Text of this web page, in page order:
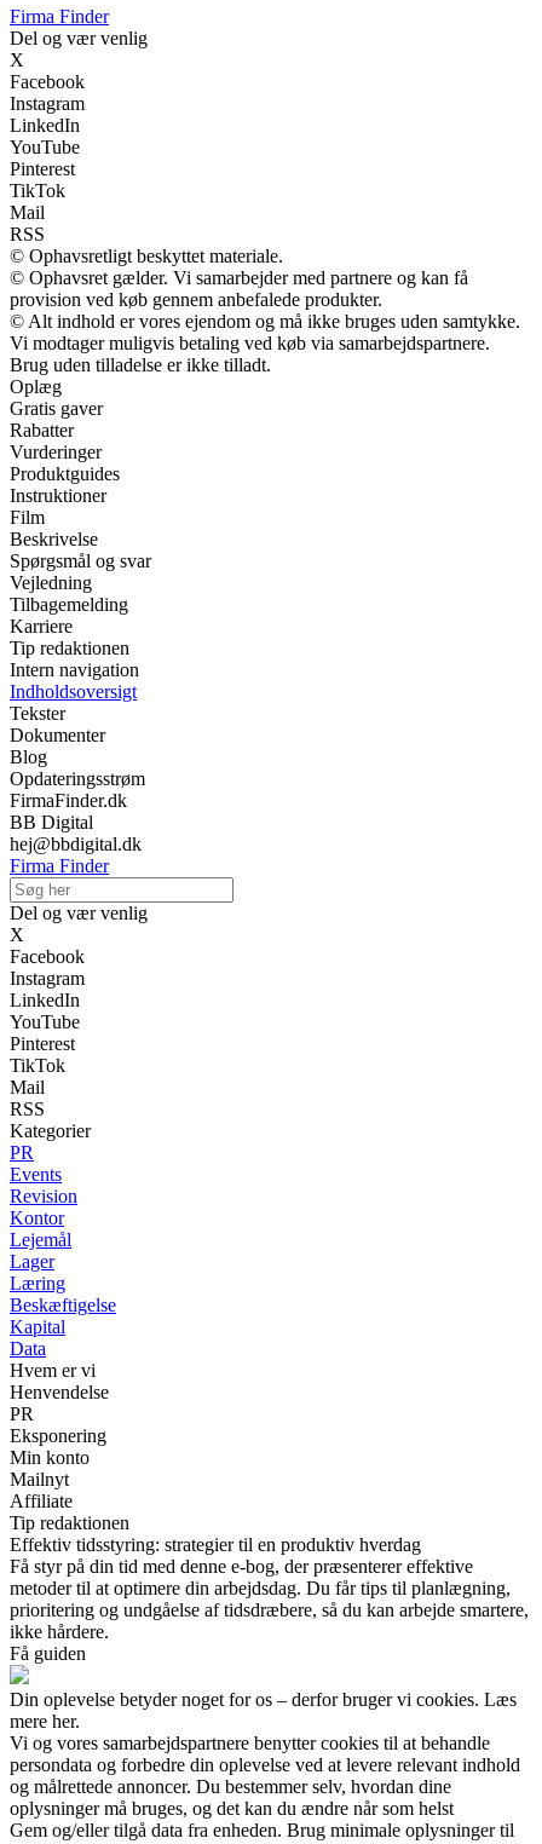
Firma Finder
Del og vær venlig
X
Facebook
Instagram
LinkedIn
YouTube
Pinterest
TikTok
Mail
RSS
© Ophavsretligt beskyttet materiale.
© Ophavsret gælder. Vi samarbejder med partnere og kan få
provision ved køb gennem anbefalede produkter.
© Alt indhold er vores ejendom og må ikke bruges uden samtykke.
Vi modtager muligvis betaling ved køb via samarbejdspartnere.
Brug uden tilladelse er ikke tilladt.
Oplæg
Gratis gaver
Rabatter
Vurderinger
Produktguides
Instruktioner
Film
Beskrivelse
Spørgsmål og svar
Vejledning
Tilbagemelding
Karriere
Tip redaktionen
Intern navigation
Indholdsoversigt
Tekster
Dokumenter
Blog
Opdateringsstrøm
FirmaFinder.dk
BB Digital
hej@bbdigital.dk
Firma Finder
Del og vær venlig
X
Facebook
Instagram
LinkedIn
YouTube
Pinterest
TikTok
Mail
RSS
Kategorier
PR
Events
Revision
Kontor
Lejemål
Lager
Læring
Beskæftigelse
Kapital
Data
Hvem er vi
Henvendelse
PR
Eksponering
Min konto
Mailnyt
Affiliate
Tip redaktionen
Effektiv tidsstyring: strategier til en produktiv hverdag
Få styr på din tid med denne e-bog, der præsenterer effektive
metoder til at optimere din arbejdsdag. Du får tips til planlægning,
prioritering og undgåelse af tidsdræbere, så du kan arbejde smartere,
ikke hårdere.
Få guiden
Din oplevelse betyder noget for os – derfor bruger vi cookies. Læs
mere her.
Vi og vores samarbejdspartnere benytter cookies til at behandle
persondata og forbedre din oplevelse ved at levere relevant indhold
og målrettede annoncer. Du bestemmer selv, hvordan dine
oplysninger må bruges, og det kan du ændre når som helst
Gem og/eller tilgå data fra enheden. Brug minimale oplysninger til